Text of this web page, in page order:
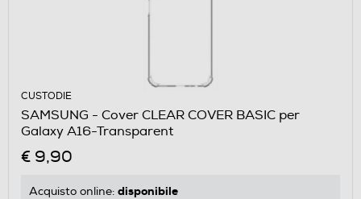
CUSTODIE
SAMSUNG - Cover CLEAR COVER BASIC per
Galaxy A16-Transparent
€ 9,90
Acquisto online: disponibile